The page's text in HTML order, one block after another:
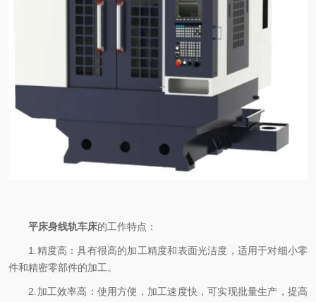
平床身线轨车床的工作特点：
1.精度高：具有很高的加工精度和表面光洁度，适用于对细小零
件和精密零部件的加工。
2.加工效率高：使用方便，加工速度快，可实现批量生产，提高